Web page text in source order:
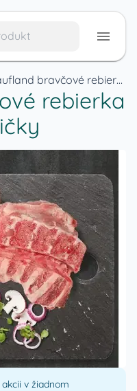
Kaufland bravčové rebierka z krkovičky
rebierka
v žiadnom